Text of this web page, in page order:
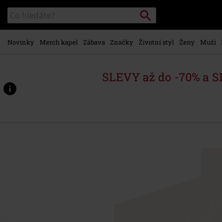
hlavnímu
obsahu
Katalog
vyhledávání
Vyhledávání
Novinky Merch kapel Zábava Značky Životní styl Ženy Muži
SLEVY až do -70% a